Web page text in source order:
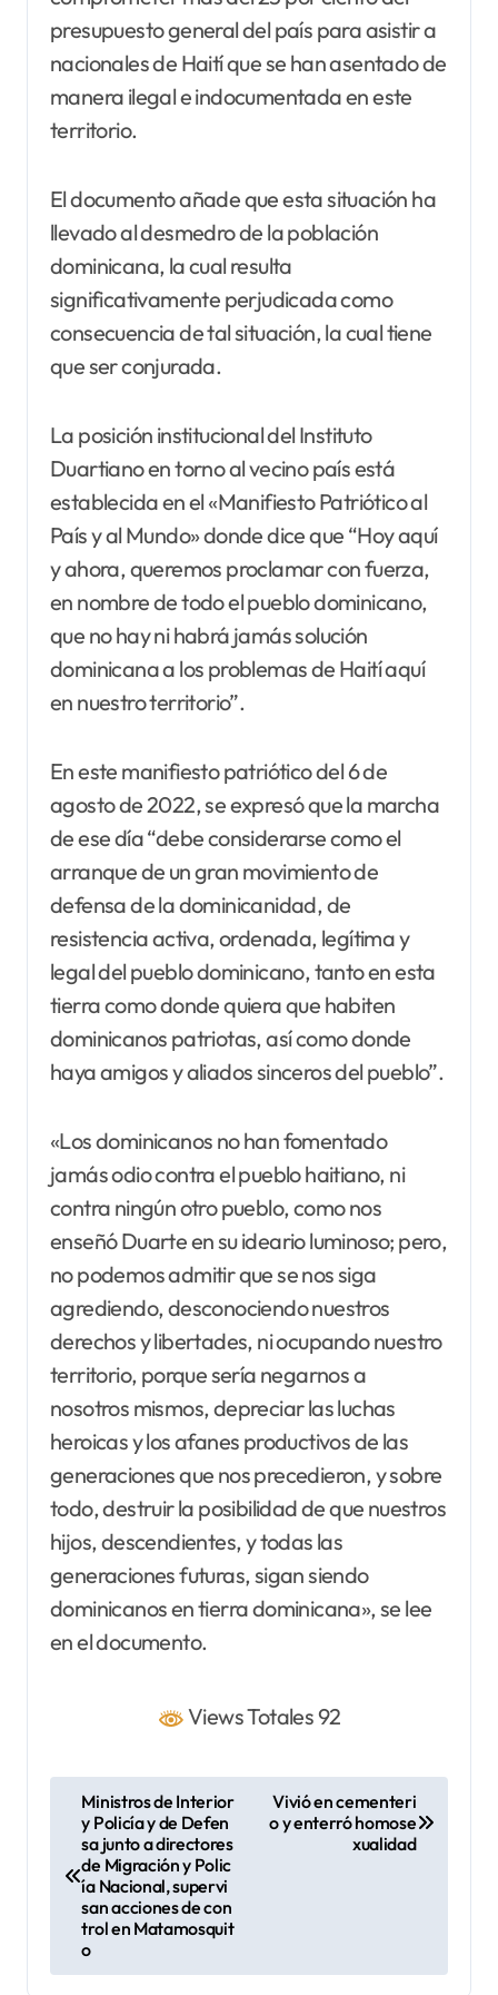
presupuesto general del país para asistir a
nacionales de Haití que se han asentado de
manera ilegal e indocumentada en este
territorio.
El documento añade que esta situación ha
llevado al desmedro de la población
dominicana, la cual resulta
significativamente perjudicada como
consecuencia de tal situación, la cual tiene
que ser conjurada.
La posición institucional del Instituto
Duartiano en torno al vecino país está
establecida en el «Manifiesto Patriótico al
País y al Mundo» donde dice que “Hoy aquí
y ahora, queremos proclamar con fuerza,
en nombre de todo el pueblo dominicano,
que no hay ni habrá jamás solución
dominicana a los problemas de Haití aquí
en nuestro territorio”.
En este manifiesto patriótico del 6 de
agosto de 2022, se expresó que la marcha
de ese día “debe considerarse como el
arranque de un gran movimiento de
defensa de la dominicanidad, de
resistencia activa, ordenada, legítima y
legal del pueblo dominicano, tanto en esta
tierra como donde quiera que habiten
dominicanos patriotas, así como donde
haya amigos y aliados sinceros del pueblo”.
«Los dominicanos no han fomentado
jamás odio contra el pueblo haitiano, ni
contra ningún otro pueblo, como nos
enseñó Duarte en su ideario luminoso; pero,
no podemos admitir que se nos siga
agrediendo, desconociendo nuestros
derechos y libertades, ni ocupando nuestro
territorio, porque sería negarnos a
nosotros mismos, depreciar las luchas
heroicas y los afanes productivos de las
generaciones que nos precedieron, y sobre
todo, destruir la posibilidad de que nuestros
hijos, descendientes, y todas las
generaciones futuras, sigan siendo
dominicanos en tierra dominicana», se lee
en el documento.
Views Totales 92
a
Ministros de Interior
y Policía y de Defen
sa junto a directores
de Migración y Polic
ía Nacional, supervi
san acciones de con
trol en Matamosquit
o
Vivió en cementeri
o y enterró homose
xualidad